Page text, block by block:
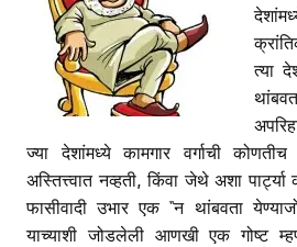
त्या
ज्या देशांमध्ये कामगार वर्गाची कोणतीच
अस्तित्त्वात नव्हती, किंवा जेथे अशा
फासीवादी उभार एक ‘‘न थांबवता
याच्याशी जोडलेली आणखी एक गोष्ट